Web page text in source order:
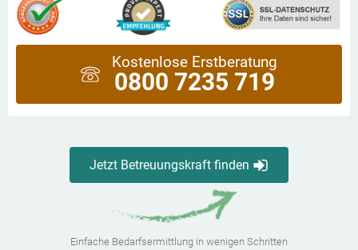
Kostenlose Erstberatung
0800 7235 719
Jetzt Betreuungskraft finden
Einfache Bedarfsermittlung in wenigen Schritten